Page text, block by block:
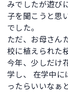
みでしたが遊び
子を聞こうと思
でした。
ただ、お母さん
校に植えられた
今年、少しだけ
学し、 在学中に
ったらいいなぁ